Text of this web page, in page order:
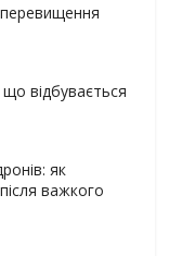
що відбувається
як
важкого